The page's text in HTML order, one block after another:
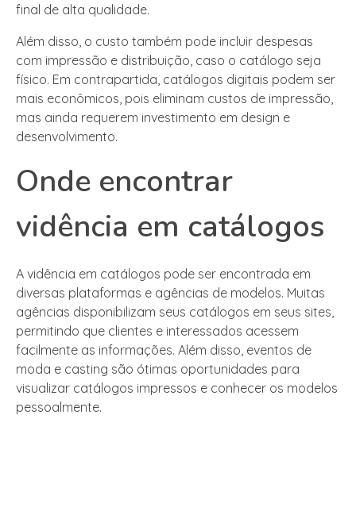
final de alta qualidade.
Além disso, o custo também pode incluir despesas
com impressão e distribuição, caso o catálogo seja
físico. Em contrapartida, catálogos digitais podem ser
mais econômicos, pois eliminam custos de impressão,
mas ainda requerem investimento em design e
desenvolvimento.
Onde encontrar
vidência em catálogos
A vidência em catálogos pode ser encontrada em
diversas plataformas e agências de modelos. Muitas
agências disponibilizam seus catálogos em seus sites,
permitindo que clientes e interessados acessem
facilmente as informações. Além disso, eventos de
moda e casting são ótimas oportunidades para
visualizar catálogos impressos e conhecer os modelos
pessoalmente.